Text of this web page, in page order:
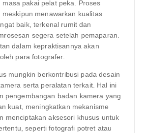
masa pakai pelat peka. Proses
meskipun menawarkan kualitas
baik, terkenal rumit dan
segera setelah pemaparan.
dalam kepraktisannya akan
para fotografer.
mungkin berkontribusi pada desain
serta peralatan terkait. Hal ini
pengembangan badan kamera yang
kuat, meningkatkan mekanisme
menciptakan aksesori khusus untuk
seperti fotografi potret atau